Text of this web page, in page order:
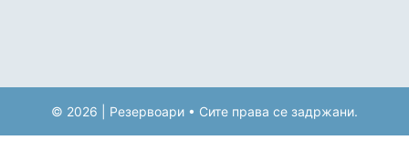
© 2026 | Резервоари • Сите права се задржани.